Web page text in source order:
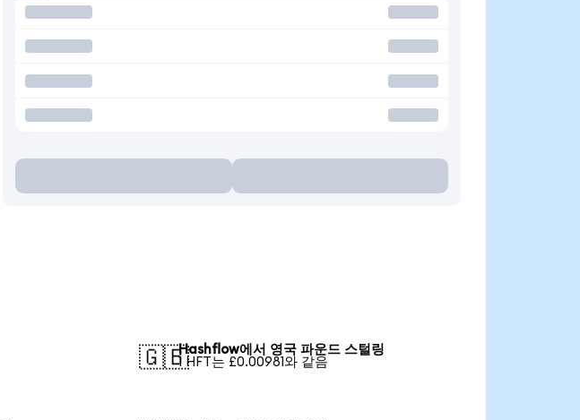
🇬🇧Hashflow에서 영국 파운드 스털링
1 HFT는 £0.00981와 같음